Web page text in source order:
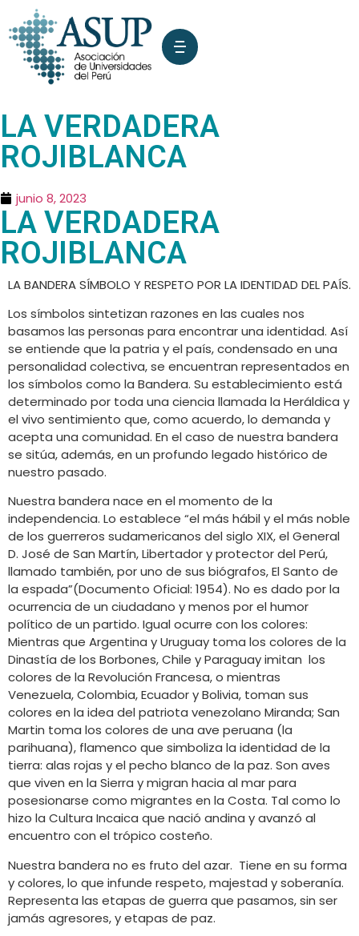
LA VERDADERA
ROJIBLANCA
junio 8, 2023
LA VERDADERA
ROJIBLANCA
LA BANDERA SÍMBOLO Y RESPETO POR LA IDENTIDAD DEL PAÍS.
Los símbolos sintetizan razones en las cuales nos
basamos las personas para encontrar una identidad. Así
se entiende que la patria y el país, condensado en una
personalidad colectiva, se encuentran representados en
los símbolos como la Bandera. Su establecimiento está
determinado por toda una ciencia llamada la Heráldica y
el vivo sentimiento que, como acuerdo, lo demanda y
acepta una comunidad. En el caso de nuestra bandera
se sitúa, además, en un profundo legado histórico de
nuestro pasado.
Nuestra bandera nace en el momento de la
independencia. Lo establece “el más hábil y el más noble
de los guerreros sudamericanos del siglo XIX, el General
D. José de San Martín, Libertador y protector del Perú,
llamado también, por uno de sus biógrafos, El Santo de
la espada”(Documento Oficial: 1954). No es dado por la
ocurrencia de un ciudadano y menos por el humor
político de un partido. Igual ocurre con los colores:
Mientras que Argentina y Uruguay toma los colores de la
Dinastía de los Borbones, Chile y Paraguay imitan los
colores de la Revolución Francesa, o mientras
Venezuela, Colombia, Ecuador y Bolivia, toman sus
colores en la idea del patriota venezolano Miranda; San
Martin toma los colores de una ave peruana (la
parihuana), flamenco que simboliza la identidad de la
tierra: alas rojas y el pecho blanco de la paz. Son aves
que viven en la Sierra y migran hacia al mar para
posesionarse como migrantes en la Costa. Tal como lo
hizo la Cultura Incaica que nació andina y avanzó al
encuentro con el trópico costeño.
Nuestra bandera no es fruto del azar. Tiene en su forma
y colores, lo que infunde respeto, majestad y soberanía.
Representa las etapas de guerra que pasamos, sin ser
jamás agresores, y etapas de paz.